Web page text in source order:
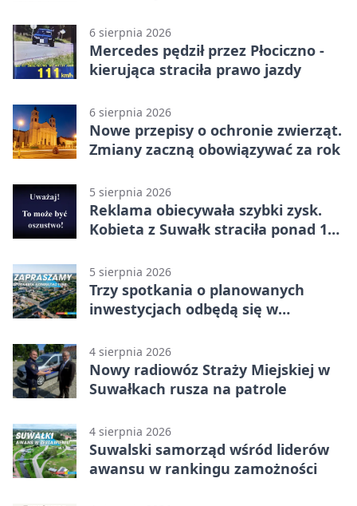
6 sierpnia 2026
Mercedes pędził przez Płociczno -
kierująca straciła prawo jazdy
6 sierpnia 2026
Nowe przepisy o ochronie zwierząt.
Zmiany zaczną obowiązywać za rok
5 sierpnia 2026
Reklama obiecywała szybki zysk.
Kobieta z Suwałk straciła ponad 190
5 sierpnia 2026
Trzy spotkania o planowanych
inwestycjach odbędą się w
4 sierpnia 2026
Nowy radiowóz Straży Miejskiej w
Suwałkach rusza na patrole
4 sierpnia 2026
Suwalski samorząd wśród liderów
awansu w rankingu zamożności